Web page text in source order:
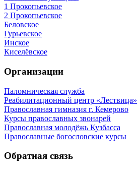
1 Прокопьевское
2 Прокопьевское
Беловское
Гурьевское
Инское
Киселёвское
Организации
Паломническая служба
Реабилитационный центр «Лествица»
Православная гимназия г. Кемерово
Курсы православных звонарей
Православная молодёжь Кузбасса
Православные богословские курсы
Обратная связь